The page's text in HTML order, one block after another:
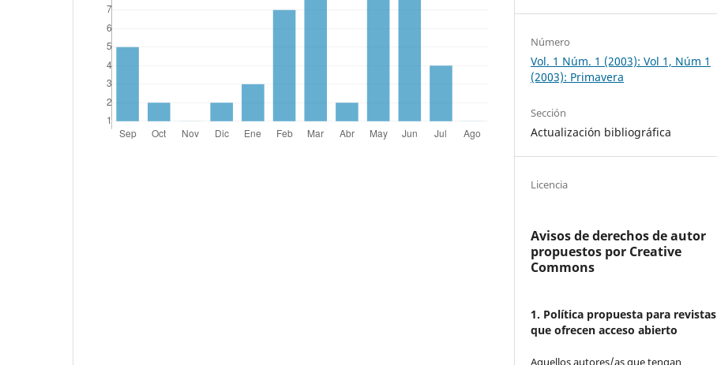
Número
Vol. 1 Núm. 1 (2003): Vol 1, Núm 1
(2003): Primavera
Sección
Actualización bibliográfica
Licencia
Avisos de derechos de autor
propuestos por Creative
Commons
1. Política propuesta para revistas
que ofrecen acceso abierto
Aquellos autores/as que tengan